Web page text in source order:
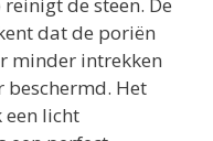
dat de poriën
minder intrekken
beschermd. Het
licht